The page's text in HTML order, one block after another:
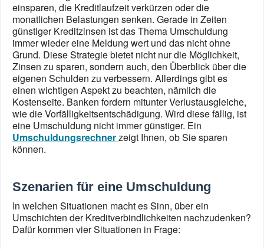
einsparen, die Kreditlaufzeit verkürzen oder die
monatlichen Belastungen senken. Gerade in Zeiten
günstiger Kreditzinsen ist das Thema Umschuldung
immer wieder eine Meldung wert und das nicht ohne
Grund. Diese Strategie bietet nicht nur die Möglichkeit,
Zinsen zu sparen, sondern auch, den Überblick über die
eigenen Schulden zu verbessern. Allerdings gibt es
einen wichtigen Aspekt zu beachten, nämlich die
Kostenseite. Banken fordern mitunter Verlustausgleiche,
wie die Vorfälligkeitsentschädigung. Wird diese fällig, ist
eine Umschuldung nicht immer günstiger. Ein
Umschuldungsrechnerzeigt Ihnen, ob Sie sparen
können.
Szenarien für eine Umschuldung
In welchen Situationen macht es Sinn, über ein
Umschichten der Kreditverbindlichkeiten nachzudenken?
Dafür kommen vier Situationen in Frage: